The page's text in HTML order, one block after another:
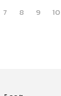
7 8 9 10